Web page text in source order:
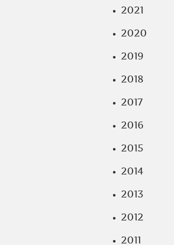
2021
2020
2019
2018
2017
2016
2015
2014
2013
2012
2011